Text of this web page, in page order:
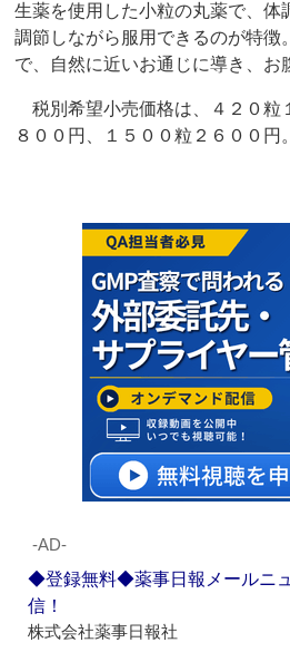
生薬を使用した小粒の丸薬で、体
調節しながら服用できるのが特徴
で、自然に近いお通じに導き、お
税別希望小売価格は、４２０粒
８００円、１５００粒２６００円。
‐AD‐
◆登録無料◆薬事日報メールニ
信！
株式会社薬事日報社